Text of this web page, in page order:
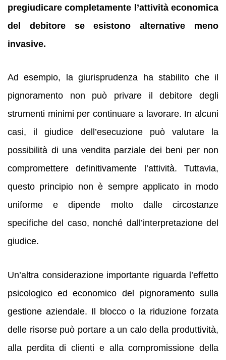
pregiudicare completamente l’attività economica
del debitore se esistono alternative meno
invasive.
Ad esempio, la giurisprudenza ha stabilito che il
pignoramento non può privare il debitore degli
strumenti minimi per continuare a lavorare. In alcuni
casi, il giudice dell’esecuzione può valutare la
possibilità di una vendita parziale dei beni per non
compromettere definitivamente l’attività. Tuttavia,
questo principio non è sempre applicato in modo
uniforme e dipende molto dalle circostanze
specifiche del caso, nonché dall’interpretazione del
giudice.
Un’altra considerazione importante riguarda l’effetto
psicologico ed economico del pignoramento sulla
gestione aziendale. Il blocco o la riduzione forzata
delle risorse può portare a un calo della produttività,
alla perdita di clienti e alla compromissione della